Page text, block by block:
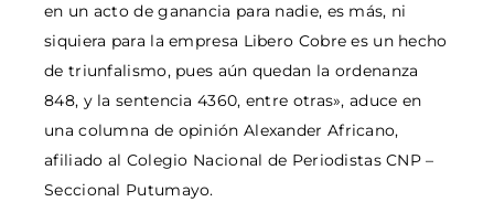
en un acto de ganancia para nadie, es más, ni
siquiera para la empresa Libero Cobre es un hecho
de triunfalismo, pues aún quedan la ordenanza
848, y la sentencia 4360, entre otras», aduce en
una columna de opinión Alexander Africano,
afiliado al Colegio Nacional de Periodistas CNP –
Seccional Putumayo.